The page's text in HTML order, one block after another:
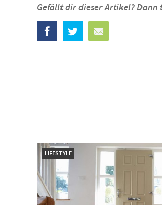
Gefällt dir dieser Artikel?
LIFESTYLE